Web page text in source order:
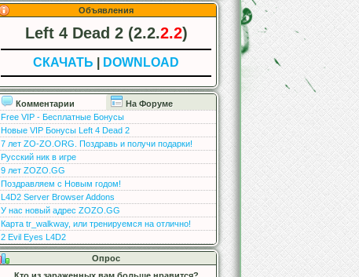
Объявления
Left 4 Dead 2 (2.2.2.2)
СКАЧАТЬ DOWNLOAD
Комментарии
На Форуме
Free VIP - Бесплатные Бонусы
Новые VIP Бонусы Left 4 Dead 2
7 лет ZO-ZO.ORG. Поздравь и получи подарки!
Русский ник в игре
9 лет ZOZO.GG
Поздравляем с Новым годом!
L4D2 Server Browser Addons
У нас новый адрес ZOZO.GG
Карта tr_walkway, или тренируемся на отлично!
2 Evil Eyes L4D2
Опрос